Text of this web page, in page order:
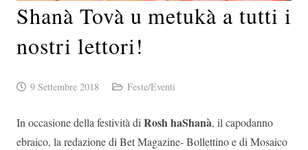
Shanà Tovà u metukà a tutti i
nostri lettori!
9 Settembre 2018 Feste/Eventi
In occasione della festività diRosh haShanà, il capodanno
ebraico, la redazione di Bet Magazine- Bollettino e di Mosaico